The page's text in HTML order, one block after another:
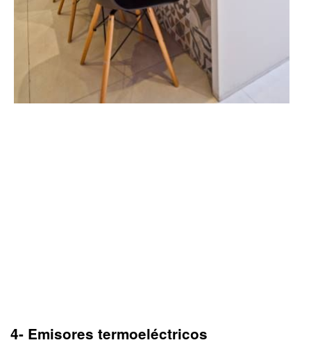
4- Emisores termoeléctricos